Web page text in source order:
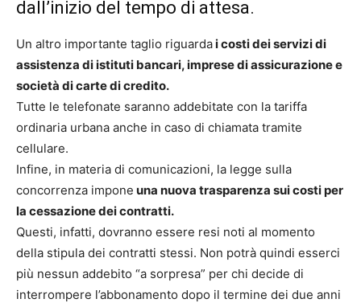
dall’inizio del tempo di attesa.
Un altro importante taglio riguardai costi dei servizi di
assistenza di istituti bancari, imprese di assicurazione e
società di carte di credito.
Tutte le telefonate saranno addebitate con la tariffa
ordinaria urbana anche in caso di chiamata tramite
cellulare.
Infine, in materia di comunicazioni, la legge sulla
concorrenza impone una nuova trasparenza sui costi per
la cessazione dei contratti.
Questi, infatti, dovranno essere resi noti al momento
della stipula dei contratti stessi. Non potrà quindi esserci
più nessun addebito “a sorpresa” per chi decide di
interrompere l’abbonamento dopo il termine dei due anni